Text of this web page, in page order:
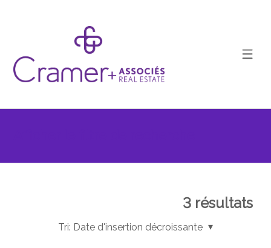
3 résultats
Tri: Date d'insertion décroissante